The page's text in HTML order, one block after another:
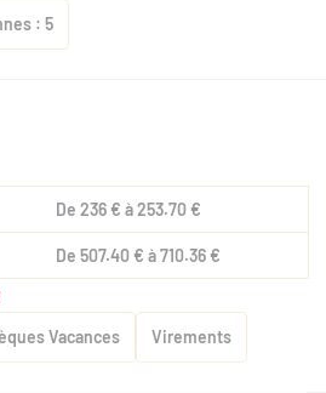
: 5
De 236 € à 253.70 €
De 507.40 € à 710.36 €
Vacances Virements